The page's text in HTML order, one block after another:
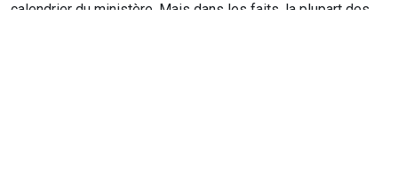
calendrier du ministère. Mais dans les faits, la plupart des